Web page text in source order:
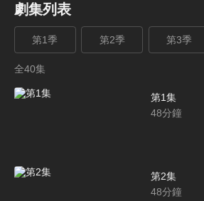
劇集列表
第1季 第2季 第3季
全40集
第1集
48分鐘
第2集
48分鐘